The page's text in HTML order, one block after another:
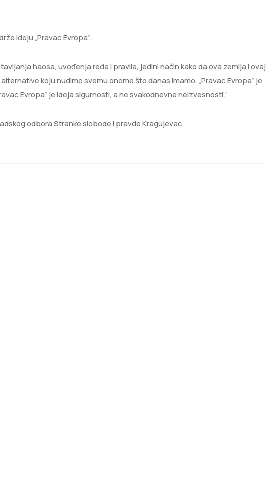
ideju „Pravac Evropa“.
haosa, uvođenja reda i pravila, jedini način kako da ova zemlja i ovaj
koju nudimo svemu onome što danas imamo. „Pravac Evropa“ je
Evropa“ je ideja sigurnosti, a ne svakodnevne neizvesnosti.“
odbora Stranke slobode i pravde Kragujevac